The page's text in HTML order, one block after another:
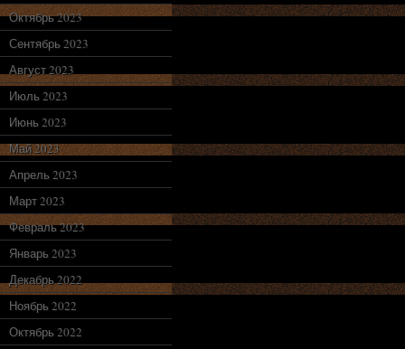
Октябрь 2023
Сентябрь 2023
Август 2023
Июль 2023
Июнь 2023
Май 2023
Апрель 2023
Март 2023
Февраль 2023
Январь 2023
Декабрь 2022
Ноябрь 2022
Октябрь 2022